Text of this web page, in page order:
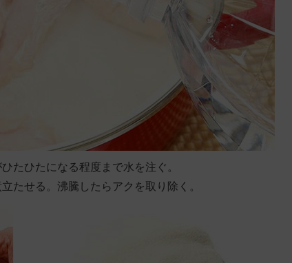
たひたになる程度まで水を注ぐ。
たせる。沸騰したらアクを取り除く。